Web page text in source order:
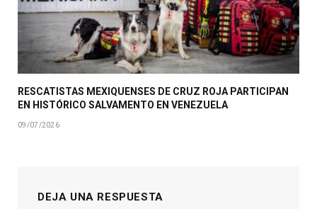
RESCATISTAS MEXIQUENSES DE CRUZ ROJA PARTICIPAN
EN HISTÓRICO SALVAMENTO EN VENEZUELA
09/07/2026
DEJA UNA RESPUESTA